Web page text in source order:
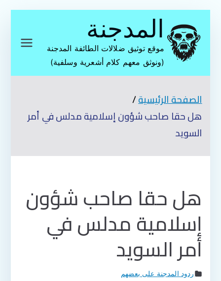
المحتوى
المدجنة
موقع توثيق ضلالات الطائفة المدجنة
(ونوثق معهم كلام أشعرية وسلفية)
الصفحة الرئيسية
هل حقا صاحب شؤون إسلامية مدلس في أمر
السويد
هل حقا صاحب شؤون
إسلامية مدلس في
أمر السويد
ردود المدجنة على بعضهم